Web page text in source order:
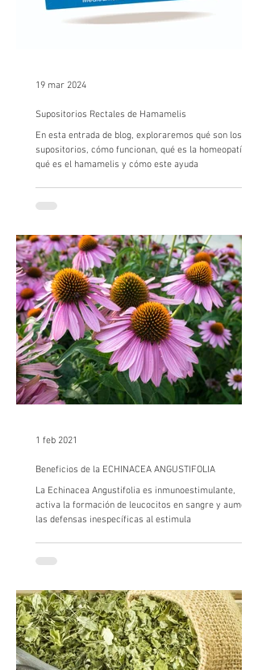
Supositorios Rectales de Hamamelis
En esta entrada de blog, exploraremos qué son los
supositorios, cómo funcionan, qué es la homeopatía,
qué es el hamamelis y cómo este ayuda
19 mar 2024
Beneficios de la ECHINACEA ANGUSTIFOLIA
La Echinacea Angustifolia es inmunoestimulante,
activa la formación de leucocitos en sangre y aumenta
las defensas inespecíficas al estimula
1 feb 2021